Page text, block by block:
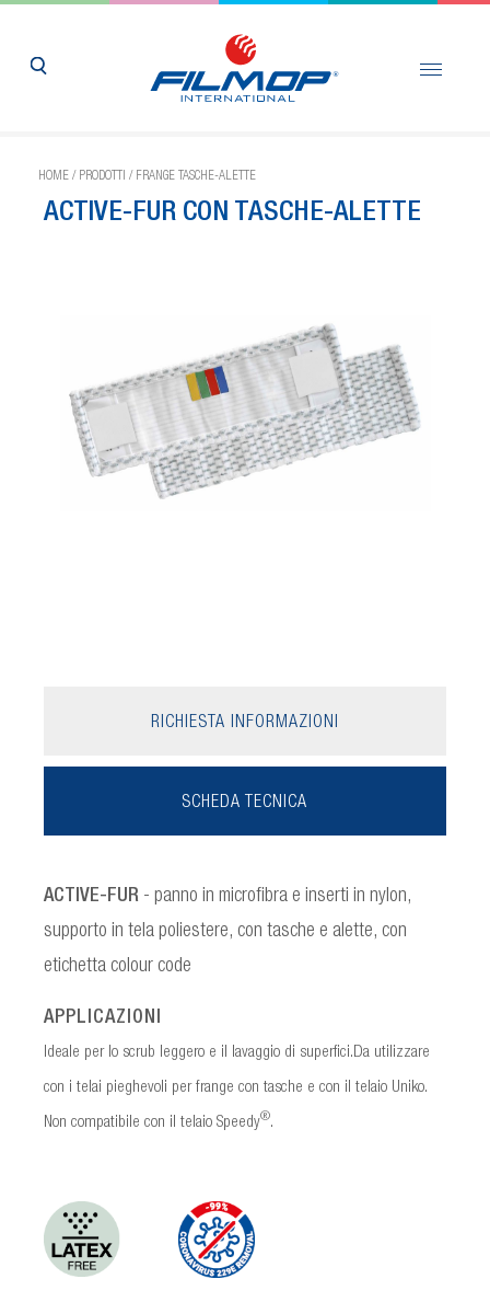
HOME / PRODOTTI / FRANGE TASCHE-ALETTE
ACTIVE-FUR CON TASCHE-ALETTE
RICHIESTA INFORMAZIONI
SCHEDA TECNICA
ACTIVE-FUR - panno in microfibra e inserti in nylon,
supporto in tela poliestere, con tasche e alette, con
etichetta colour code
APPLICAZIONI
Ideale per lo scrub leggero e il lavaggio di superfici.Da utilizzare
con i telai pieghevoli per frange con tasche e con il telaio Uniko.
Non compatibile con il telaio Speedy®.